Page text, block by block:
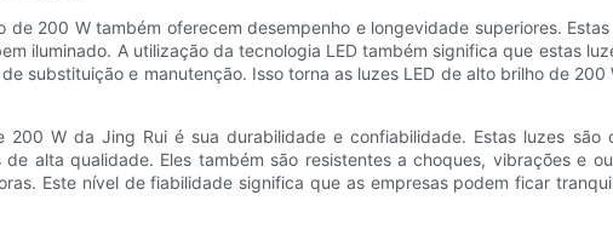
de 200 W também oferecem desempenho e longevidade superiores.
iluminado. A utilização da tecnologia LED também significa que estas
substituição e manutenção. Isso torna as luzes LED de alto brilho de
W da Jing Rui é sua durabilidade e confiabilidade. Estas luzes são
alta qualidade. Eles também são resistentes a choques, vibrações e
Este nível de fiabilidade significa que as empresas podem ficar